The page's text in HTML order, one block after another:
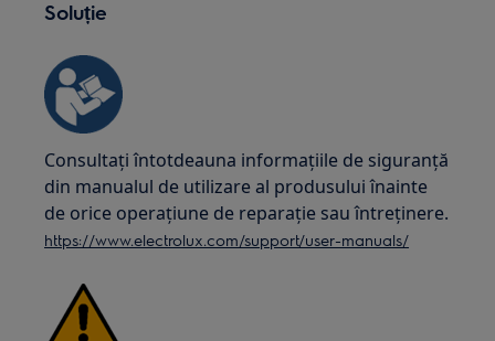
Soluție
Consultați întotdeauna informațiile de siguranță
din manualul de utilizare al produsului înainte
de orice operațiune de reparație sau întreținere.
https://www.electrolux.com/support/user-manuals/